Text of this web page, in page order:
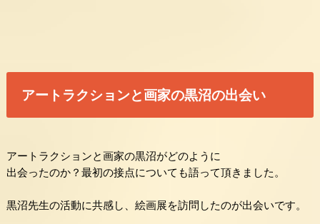
アートラクションと画家の黒沼の出会い
アートラクションと画家の黒沼がどのように
出会ったのか？最初の接点についても語って頂きました。
黒沼先生の活動に共感し、絵画展を訪問したのが出会いです。